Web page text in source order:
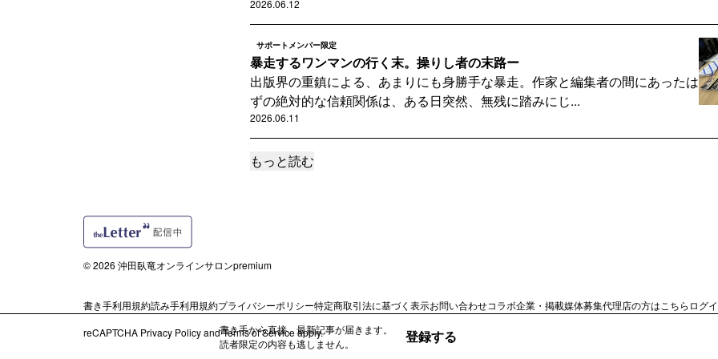
2026.06.12
サポートメンバー限定
暴走するワンマンの行く末。操りし者の末路ー
出版界の重鎮による、あまりにも身勝手な暴走。作家と編集者の間にあったは
ずの絶対的な信頼関係は、ある日突然、無残に踏みにじ...
2026.06.11
サポートメンバー限定
サポートメンバー限定
せ...
特定危険指定暴力団・工藤會の絶対的存在だった野村悟元総裁が引退を受け入
れた。一審で死刑判決を受けた野村元総裁を守るため、...
もっと読む
書き手から直接、最新記事が届きます。
読者限定の内容も逃しません。
登録する
© 2026 沖田臥竜オンラインサロンpremium
書き手利用規約読み手利用規約プライバシーポリシー特定商取引法に基づく表示お問い合わせコラボ企業・掲載媒体募集代理店の方はこちら ログ
reCAPTCHA Privacy PolicyandTerms of Serviceapply.